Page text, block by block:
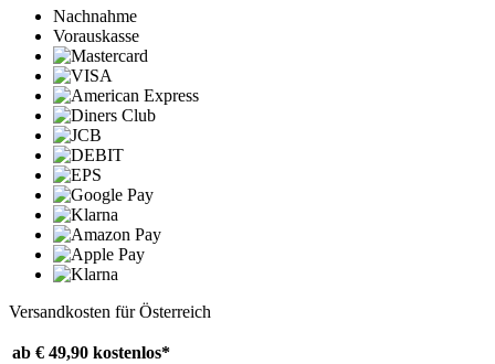
Nachnahme
Vorauskasse
Versandkosten für Österreich
ab € 49,90 kostenlos*